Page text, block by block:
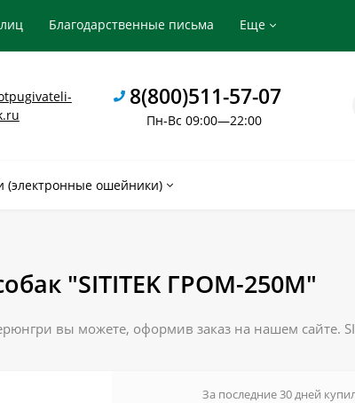
Благодарственные письма Еще
8(800)511-57-07
Пн-Вс 09:00—22:00
(электронные ошейники)
"SITITEK ГРОМ-250М"
вы можете, оформив заказ на нашем сайте.
За последние 30 дней